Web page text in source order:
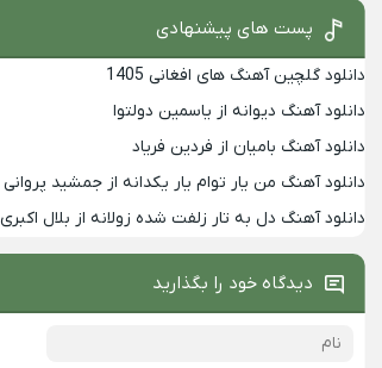
پست های پیشنهادی
دانلود گلچین آهنگ های افغانی 1405
دانلود آهنگ دیوانه از یاسمین دولتوا
دانلود آهنگ بامیان از فردین فریاد
دانلود آهنگ من یار توام یار یکدانه از جمشید پروانی
دانلود آهنگ دل به تار زلفت شده زولانه از بلال اکبری
دیدگاه خود را بگذارید